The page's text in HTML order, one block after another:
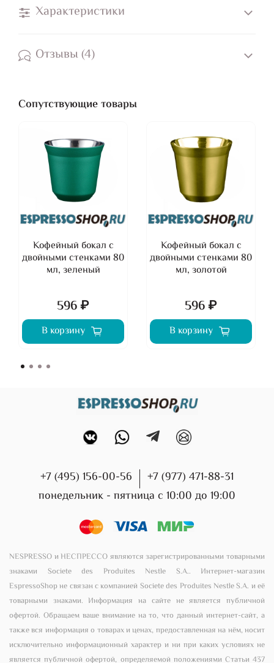
Характеристики
Отзывы (4)
Сопутствующие товары
Кофейный бокал с
двойными стенками 80
мл, зеленый
596 ₽
В корзину
Кофейный бокал с
двойными стенками 80
мл, золотой
596 ₽
В корзину
+7 (495) 156-00-56
+7 (977) 471-88-31
понедельник - пятница с 10:00 до 19:00
NESPRESSO и НЕСПРЕССО являются зарегистрированными товарными
знаками Societe des Produites Nestle S.A.. Интернет-магазин
EspressoShop не связан с компанией Societe des Produites Nestle S.A. и её
товарными знаками. Информация на сайте не является публичной
офертой. Обращаем ваше внимание на то, что данный интернет-сайт, а
также вся информация о товарах и ценах, предоставленная на нём, носит
исключительно информационный характер и ни при каких условиях не
является публичной офертой, определяемой положениями Статьи 437